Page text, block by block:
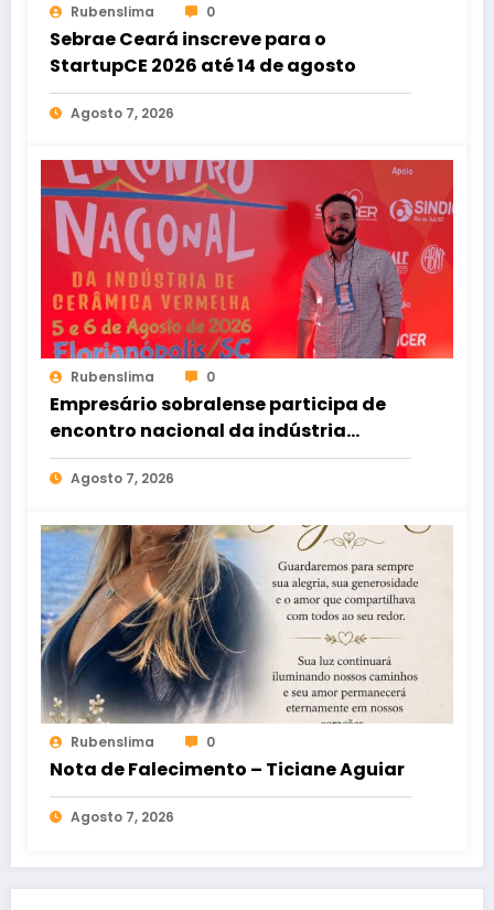
Rubenslima 0
Sebrae Ceará inscreve para o
StartupCE 2026 até 14 de agosto
Agosto 7, 2026
Rubenslima 0
Empresário sobralense participa de
encontro nacional da indústria
cerâmica em Florianópolis
Agosto 7, 2026
Rubenslima 0
Nota de Falecimento – Ticiane Aguiar
Agosto 7, 2026